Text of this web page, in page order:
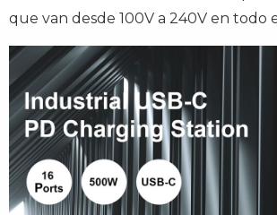
que van desde 100V a 240V en todo